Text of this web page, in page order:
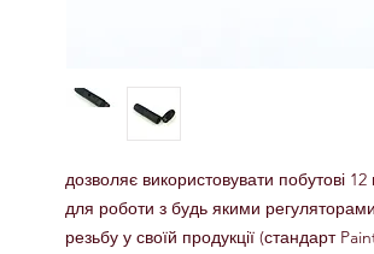
дозволяє використовувати побутові
для роботи з будь якими
резьбу у своїй продукції (стандарт